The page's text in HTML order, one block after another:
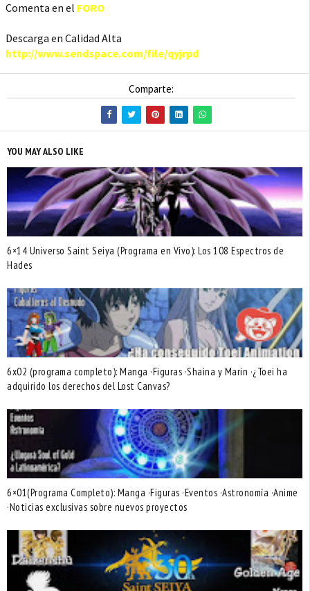
Comenta en el FORO
Descarga en Calidad Alta
http://www.sendspace.com/file/qyjrpd
Comparte:
YOU MAY ALSO LIKE
6×14 Universo Saint Seiya (Programa en Vivo): Los 108 Espectros de
Hades
6x02 (programa completo): Manga ·Figuras ·Shaina y Marin ·¿Toei ha
adquirido los derechos del Lost Canvas?
6×01(Programa Completo): Manga ·Figuras ·Eventos ·Astronomía ·Anime
·Noticias exclusivas sobre nuevos proyectos